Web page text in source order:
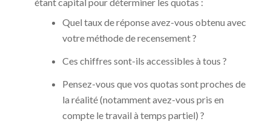
Quel taux de réponse avez-vous obtenu avec
votre méthode de recensement ?
Ces chiffres sont-ils accessibles à tous ?
Pensez-vous que vos quotas sont proches de
la réalité (notamment avez-vous pris en
compte le travail à temps partiel) ?